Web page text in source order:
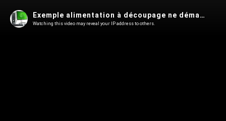
Exemple alimentation à découpage ne démarre pas bien (Olivetti PCS386SX)
Watching this video may reveal your IP address to others.